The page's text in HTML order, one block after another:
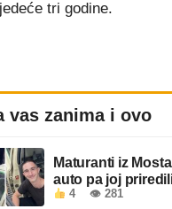
tri godine.
vas zanima i ovo
Maturanti iz
auto pa joj
4 👁 281